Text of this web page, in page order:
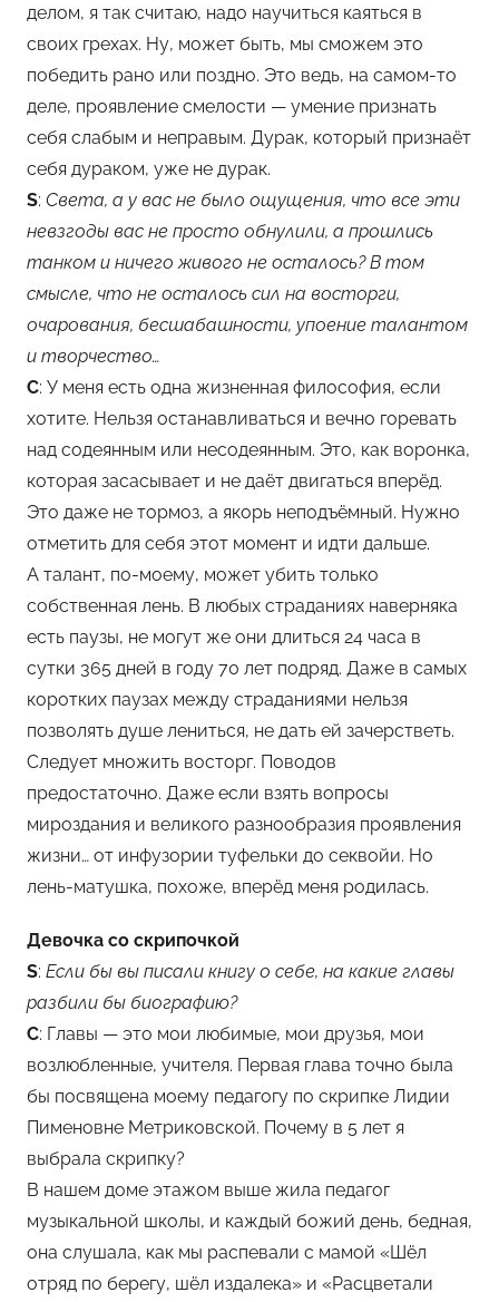
делом, я так считаю, надо научиться каяться в
своих грехах. Ну, может быть, мы сможем это
победить рано или поздно. Это ведь, на самом-то
деле, проявление смелости — умение признать
себя слабым и неправым. Дурак, который признаёт
себя дураком, уже не дурак.
S: Света, а у вас не было ощущения, что все эти
невзгоды вас не просто обнулили, а прошлись
танком и ничего живого не осталось? В том
смысле, что не осталось сил на восторги,
очарования, бесшабашности, упоение талантом
и творчество…
С: У меня есть одна жизненная философия, если
хотите. Нельзя останавливаться и вечно горевать
над содеянным или несодеянным. Это, как воронка,
которая засасывает и не даёт двигаться вперёд.
Это даже не тормоз, а якорь неподъёмный. Нужно
отметить для себя этот момент и идти дальше.
А талант, по-моему, может убить только
собственная лень. В любых страданиях наверняка
есть паузы, не могут же они длиться 24 часа в
сутки 365 дней в году 70 лет подряд. Даже в самых
коротких паузах между страданиями нельзя
позволять душе лениться, не дать ей зачерстветь.
Следует множить восторг. Поводов
предостаточно. Даже если взять вопросы
мироздания и великого разнообразия проявления
жизни… от инфузории туфельки до секвойи. Но
лень-матушка, похоже, вперёд меня родилась.
Девочка со скрипочкой
S: Если бы вы писали книгу о себе, на какие главы
разбили бы биографию?
С: Главы — это мои любимые, мои друзья, мои
возлюбленные, учителя. Первая глава точно была
бы посвящена моему педагогу по скрипке Лидии
Пименовне Метриковской. Почему в 5 лет я
выбрала скрипку?
В нашем доме этажом выше жила педагог
музыкальной школы, и каждый божий день, бедная,
она слушала, как мы распевали с мамой «Шёл
отряд по берегу, шёл издалека» и «Расцветали